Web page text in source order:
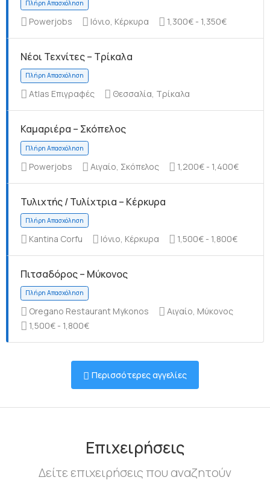
Πλήρη Απασχόληση
Πλήρη Απασχόληση
Πλήρη Απασχόληση
Powerjobs Ιόνιο, Κέρκυρα 1,300€ - 1,350€
Νέοι Τεχνίτες – Τρίκαλα
Πλήρη Απασχόληση
Atlas Επιγραφές Θεσσαλία, Τρίκαλα
Καμαριέρα – Σκόπελος
Powerjobs Αιγαίο, Σκόπελος 1,200€ - 1,400€
Τυλιχτής / Τυλίχτρια – Κέρκυρα
Kantina Corfu Ιόνιο, Κέρκυρα 1,500€ - 1,800€
Πιτσαδόρος – Μύκονος
Oregano Restaurant Mykonos
Αιγαίο, Μύκονος
1,500€ - 1,800€
Περισσότερες αγγελίες
Επιχειρήσεις
Δείτε επιχειρήσεις που αναζητούν